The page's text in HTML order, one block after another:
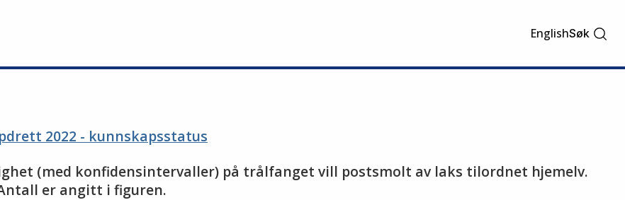
EnglishSøk
2022 - kunnskapsstatus
(med konfidensintervaller) på trålfanget vill postsmolt av laks tilordnet hjemelv.
er angitt i figuren.